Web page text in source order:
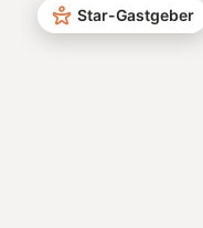
Star-Gastgeber